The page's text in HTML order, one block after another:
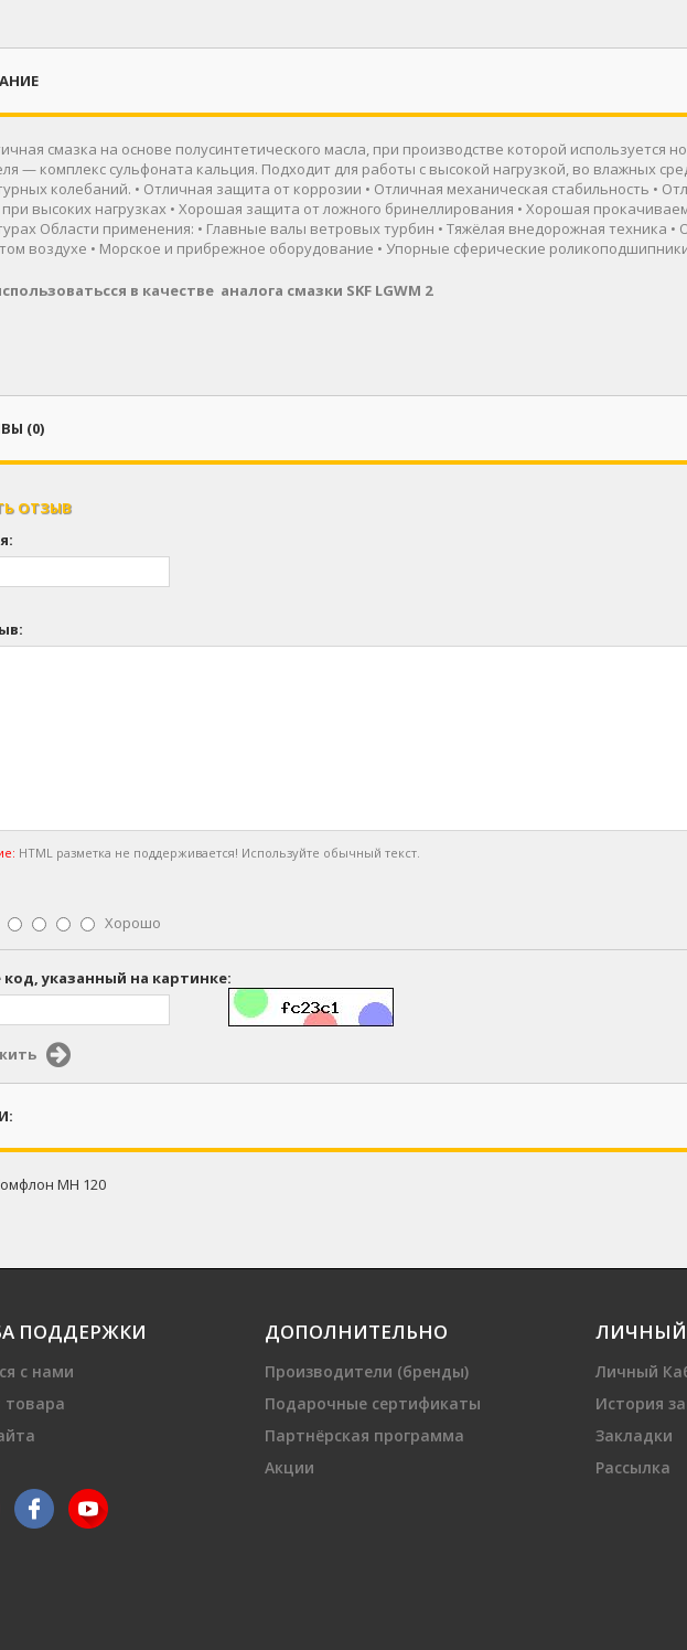
смазка на основе полусинтетического масла, при производстве которой используется
— комплекс сульфоната кальция. Подходит для работы с высокой нагрузкой, во влажных
колебаний. • Отличная защита от коррозии • Отличная механическая стабильность •
при высоких нагрузках • Хорошая защита от ложного бринеллирования • Хорошая
Области применения: • Главные валы ветровых турбин • Тяжёлая внедорожная техника
воздухе • Морское и прибрежное оборудование • Упорные сферические
в качестве аналога смазки SKF LGWM 2
(0)
ОТЗЫВ
HTML разметка не поддерживается! Используйте обычный текст.
Хорошо
указанный на картинке:
МН 120
ПОДДЕРЖКИ
с нами
товара
ДОПОЛНИТЕЛЬНО
Производители (бренды)
Подарочные сертификаты
Партнёрская программа
Акции
ЛИЧНЫЙ
Личный
История
Закладки
Рассылка